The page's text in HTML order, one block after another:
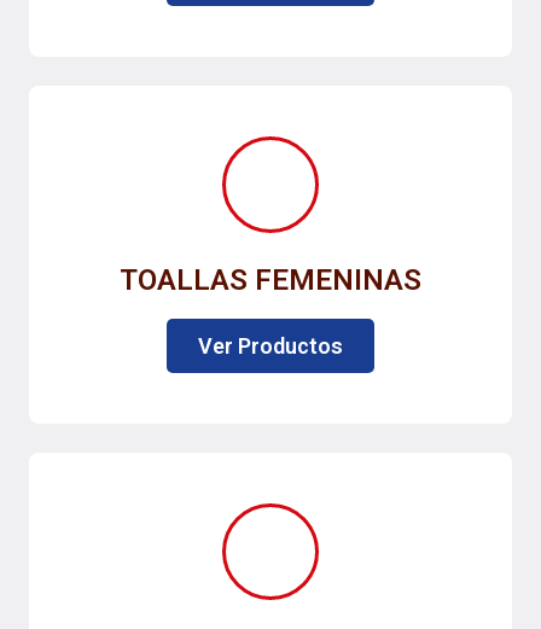
TOALLAS FEMENINAS
Ver Productos